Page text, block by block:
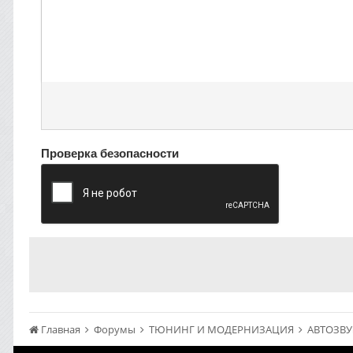
Проверка безопасности
Главная Форумы ТЮНИНГ И МОДЕРНИЗАЦИЯ